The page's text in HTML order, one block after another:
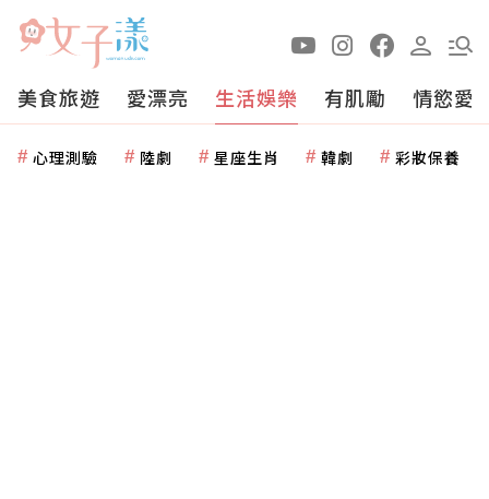
美食旅遊 愛漂亮 生活娛樂 有肌勵 情慾愛
心理測驗 陸劇 星座生肖 韓劇 彩妝保養